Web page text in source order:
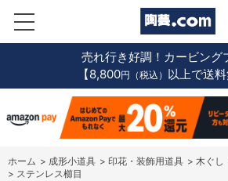
売れ行き好調！カービング
【8,800円（税込） 以上で送料
ホーム > 成形小道具 > 印花・装飾用道具 > 木ぐし
> ステンレス櫛目